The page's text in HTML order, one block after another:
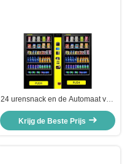
24 urensnack en de Automaat van
Drankcombo voor Winkelcomplex
Krijg de Beste Prijs